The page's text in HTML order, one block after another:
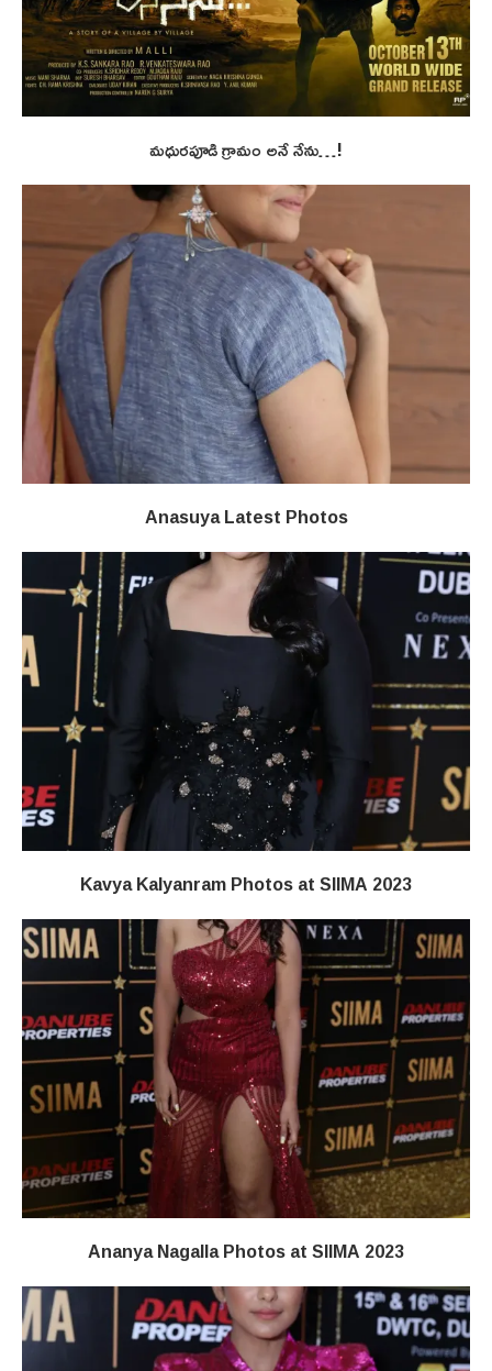
మధురపూడి గ్రామం అనే నేను…!
Anasuya Latest Photos
Kavya Kalyanram Photos at SIIMA 2023
Ananya Nagalla Photos at SIIMA 2023